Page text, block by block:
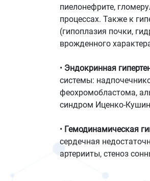
пиелонефрите,
процессах. Также к
(гипоплазия почки,
врожденного
• Эндокринная
системы:
феохромобластома,
синдром Иценко-
• Гемодинамическая
сердечная
артерииты, стеноз